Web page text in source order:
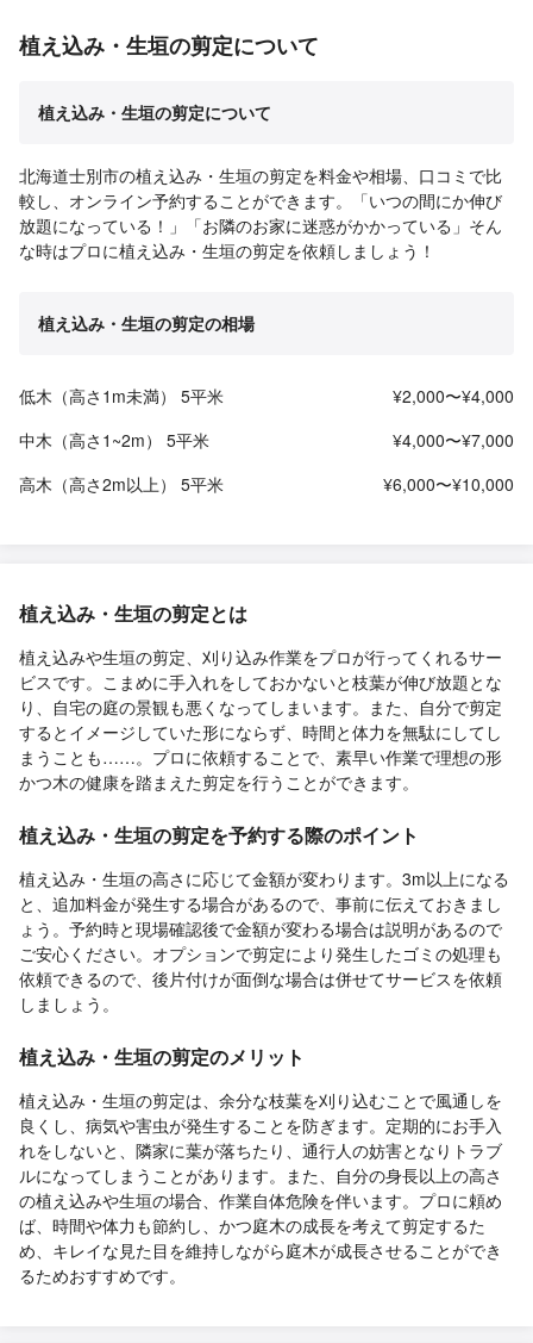
植え込み・生垣の剪定について
植え込み・生垣の剪定について
北海道士別市の植え込み・生垣の剪定を料金や相場、口コミで比
較し、オンライン予約することができます。「いつの間にか伸び
放題になっている！」「お隣のお家に迷惑がかかっている」そん
な時はプロに植え込み・生垣の剪定を依頼しましょう！
植え込み・生垣の剪定の相場
低木（高さ1m未満） 5平米
¥2,000〜¥4,000
中木（高さ1~2m） 5平米
¥4,000〜¥7,000
高木（高さ2m以上） 5平米
¥6,000〜¥10,000
植え込み・生垣の剪定とは
植え込みや生垣の剪定、刈り込み作業をプロが行ってくれるサー
ビスです。こまめに手入れをしておかないと枝葉が伸び放題とな
り、自宅の庭の景観も悪くなってしまいます。また、自分で剪定
するとイメージしていた形にならず、時間と体力を無駄にしてし
まうことも……。プロに依頼することで、素早い作業で理想の形
かつ木の健康を踏まえた剪定を行うことができます。
植え込み・生垣の剪定を予約する際のポイント
植え込み・生垣の高さに応じて金額が変わります。3m以上になる
と、追加料金が発生する場合があるので、事前に伝えておきまし
ょう。予約時と現場確認後で金額が変わる場合は説明があるので
ご安心ください。オプションで剪定により発生したゴミの処理も
依頼できるので、後片付けが面倒な場合は併せてサービスを依頼
しましょう。
植え込み・生垣の剪定のメリット
植え込み・生垣の剪定は、余分な枝葉を刈り込むことで風通しを
良くし、病気や害虫が発生することを防ぎます。定期的にお手入
れをしないと、隣家に葉が落ちたり、通行人の妨害となりトラブ
ルになってしまうことがあります。また、自分の身長以上の高さ
の植え込みや生垣の場合、作業自体危険を伴います。プロに頼め
ば、時間や体力も節約し、かつ庭木の成長を考えて剪定するた
め、キレイな見た目を維持しながら庭木が成長させることができ
るためおすすめです。